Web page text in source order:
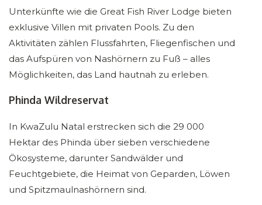
Unterkünfte wie die Great Fish River Lodge bieten
exklusive Villen mit privaten Pools. Zu den
Aktivitäten zählen Flussfahrten, Fliegenfischen und
das Aufspüren von Nashörnern zu Fuß – alles
Möglichkeiten, das Land hautnah zu erleben.
Phinda Wildreservat
In KwaZulu Natal erstrecken sich die 29 000
Hektar des Phinda über sieben verschiedene
Ökosysteme, darunter Sandwälder und
Feuchtgebiete, die Heimat von Geparden, Löwen
und Spitzmaulnashörnern sind.